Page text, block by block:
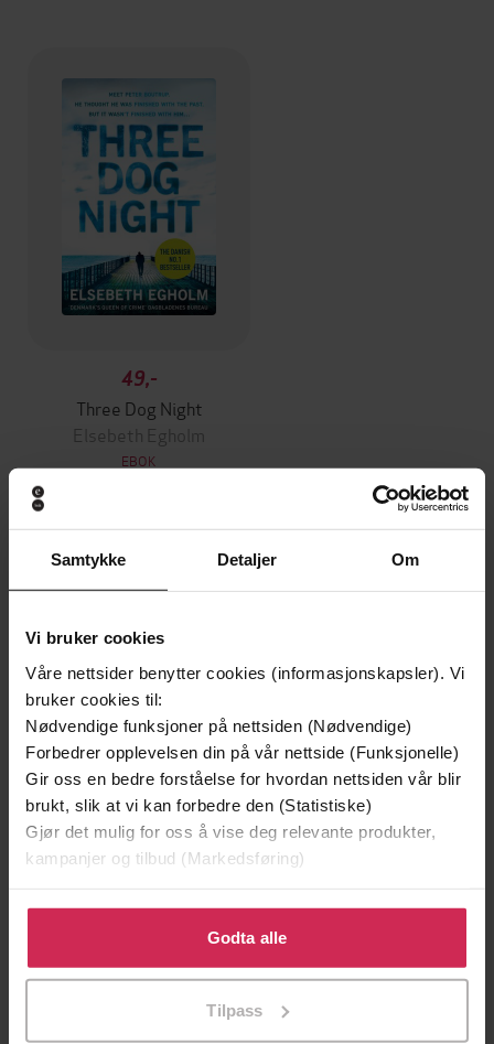
Samtykke Detaljer Om
Vi bruker cookies
Våre nettsider benytter cookies (informasjonskapsler). Vi
bruker cookies til:
Nødvendige funksjoner på nettsiden (Nødvendige)
Forbedrer opplevelsen din på vår nettside (Funksjonelle)
Gir oss en bedre forståelse for hvordan nettsiden vår blir
brukt, slik at vi kan forbedre den (Statistiske)
Gjør det mulig for oss å vise deg relevante produkter,
kampanjer og tilbud (Markedsføring)
Klikk på «Godta alle» for å gi oss ditt samtykke til å
bruke cookies for alle disse formålene. Du kan også
tilpasse ditt samtykke til spesifikke formål ved å klikke
Godta alle
Tilpass
49,-
Three Dog Night
Elsebeth Egholm
EBOK
Andre har også kjøpt
Premium
Første gang på tilbud
129,-
99,-